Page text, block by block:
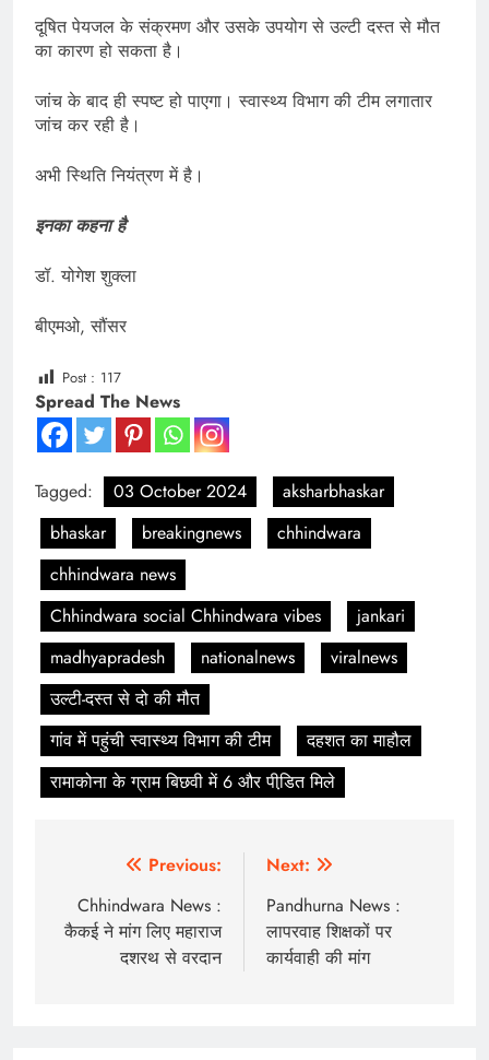
दूषित पेयजल के संक्रमण और उसके उपयोग से उल्टी दस्त से मौत
का कारण हो सकता है।
जांच के बाद ही स्पष्ट हो पाएगा। स्वास्थ्य विभाग की टीम लगातार
जांच कर रही है।
अभी स्थिति नियंत्रण में है।
इनका कहना है
डॉ. योगेश शुक्ला
बीएमओ, सौंसर
Post : 117
Spread The News
Tagged: 03 October 2024
aksharbhaskar
bhaskar
breakingnews
chhindwara
chhindwara news
Chhindwara social Chhindwara vibes
jankari
madhyapradesh
nationalnews
viralnews
उल्टी-दस्त से दो की मौत
गांव में पहुंची स्वास्थ्य विभाग की टीम
दहशत का माहौल
रामाकोना के ग्राम बिछवी में 6 और पीडि़त मिले
navigation
Previous:
Chhindwara News :
कैकई ने मांग लिए महाराज
दशरथ से वरदान
Next:
Pandhurna News :
लापरवाह शिक्षकों पर
कार्यवाही की मांग